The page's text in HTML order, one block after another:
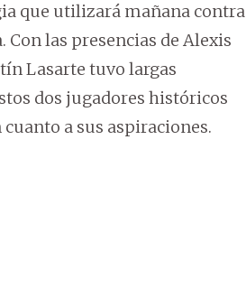
que utilizará mañana contra
las presencias de Alexis
Lasarte tuvo largas
dos jugadores históricos
a sus aspiraciones.